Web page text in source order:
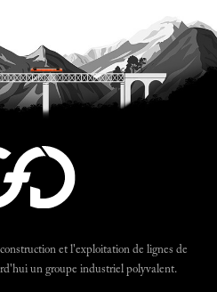
et l'exploitation de lignes de
un groupe industriel polyvalent.